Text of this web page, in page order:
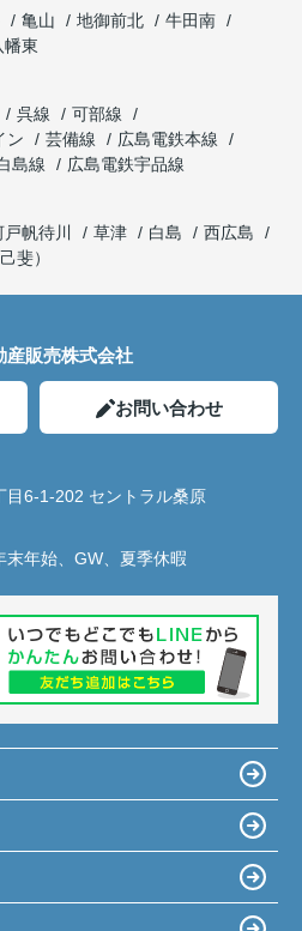
亀山 地御前北
牛田南
幡東
呉線
可部線
ン
芸備線
広島電鉄本線
島線
広島電鉄宇品線
戸帆待川 草津 白島
西広島
斐）
産販売株式会社
お問い合わせ
目6-1-202 セントラル桑原
末年始、GW、夏季休暇